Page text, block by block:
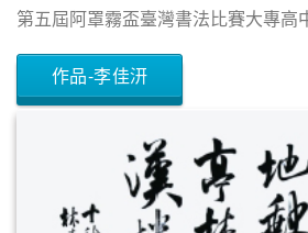
第五屆阿罩霧盃臺灣書法比賽大專高
作品-李佳汧